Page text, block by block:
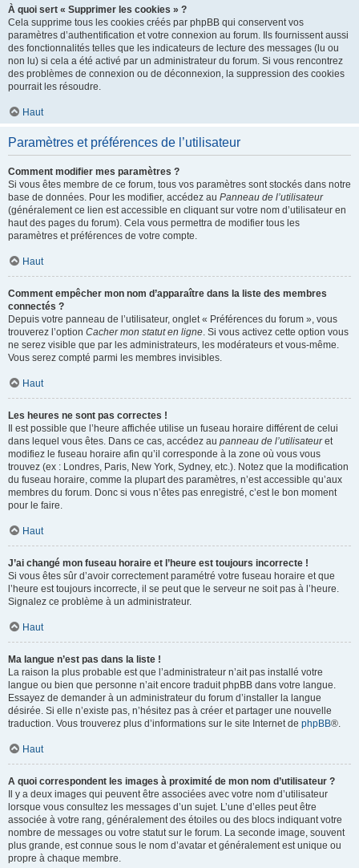
À quoi sert « Supprimer les cookies » ?
Cela supprime tous les cookies créés par phpBB qui conservent vos
paramètres d’authentification et votre connexion au forum. Ils fournissent aussi
des fonctionnalités telles que les indicateurs de lecture des messages (lu ou
non lu) si cela a été activé par un administrateur du forum. Si vous rencontrez
des problèmes de connexion ou de déconnexion, la suppression des cookies
pourrait les résoudre.
Haut
Paramètres et préférences de l’utilisateur
Comment modifier mes paramètres ?
Si vous êtes membre de ce forum, tous vos paramètres sont stockés dans notre
base de données. Pour les modifier, accédez au Panneau de l’utilisateur
(généralement ce lien est accessible en cliquant sur votre nom d’utilisateur en
haut des pages du forum). Cela vous permettra de modifier tous les
paramètres et préférences de votre compte.
Haut
Comment empêcher mon nom d’apparaître dans la liste des membres
connectés ?
Depuis votre panneau de l’utilisateur, onglet « Préférences du forum », vous
trouverez l’option Cacher mon statut en ligne. Si vous activez cette option vous
ne serez visible que par les administrateurs, les modérateurs et vous-même.
Vous serez compté parmi les membres invisibles.
Haut
Les heures ne sont pas correctes !
Il est possible que l’heure affichée utilise un fuseau horaire différent de celui
dans lequel vous êtes. Dans ce cas, accédez au panneau de l’utilisateuret
modifiez le fuseau horaire afin qu’il corresponde à la zone où vous vous
trouvez (ex : Londres, Paris, New York, Sydney, etc.). Notez que la modification
du fuseau horaire, comme la plupart des paramètres, n’est accessible qu’aux
membres du forum. Donc si vous n’êtes pas enregistré, c’est le bon moment
pour le faire.
Haut
J’ai changé mon fuseau horaire et l’heure est toujours incorrecte !
Si vous êtes sûr d’avoir correctement paramétré votre fuseau horaire et que
l’heure est toujours incorrecte, il se peut que le serveur ne soit pas à l’heure.
Signalez ce problème à un administrateur.
Haut
Ma langue n’est pas dans la liste !
La raison la plus probable est que l’administrateur n’ait pas installé votre
langue ou bien que personne n’ait encore traduit phpBB dans votre langue.
Essayez de demander à un administrateur du forum d’installer la langue
désirée. Si elle n’existe pas, n’hésitez pas à créer et partager une nouvelle
traduction. Vous trouverez plus d’informations sur le site Internet de phpBB®.
Haut
A quoi correspondent les images à proximité de mon nom d’utilisateur ?
Il y a deux images qui peuvent être associées avec votre nom d’utilisateur
lorsque vous consultez les messages d’un sujet. L’une d’elles peut être
associée à votre rang, généralement des étoiles ou des blocs indiquant votre
nombre de messages ou votre statut sur le forum. La seconde image, souvent
plus grande, est connue sous le nom d’avatar et généralement est unique ou
propre à chaque membre.